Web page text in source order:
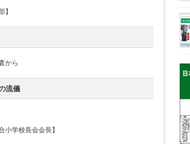
】
から
流儀
小学校長会会長】